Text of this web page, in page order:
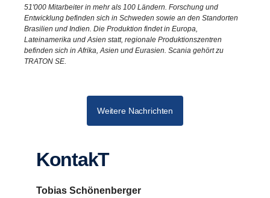
51'000 Mitarbeiter in mehr als 100 Ländern. Forschung und
Entwicklung befinden sich in Schweden sowie an den Standorten
Brasilien und Indien. Die Produktion findet in Europa,
Lateinamerika und Asien statt, regionale Produktionszentren
befinden sich in Afrika, Asien und Eurasien. Scania gehört zu
TRATON SE.
Weitere Nachrichten
KontakT
Tobias Schönenberger